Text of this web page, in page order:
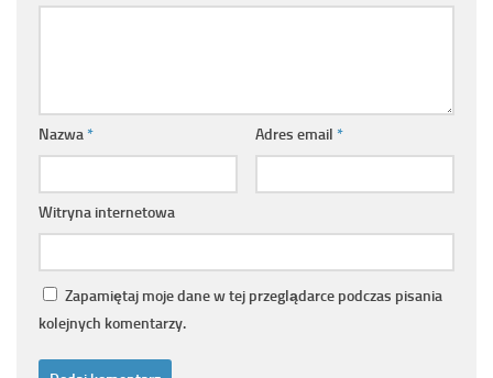
Nazwa* Adres email *
Witryna internetowa
Zapamiętaj moje dane w tej przeglądarce podczas pisania
kolejnych komentarzy.